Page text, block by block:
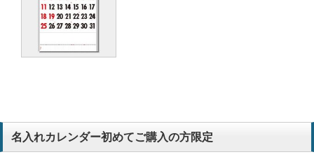
名入れカレンダー初めてご購入の方限定